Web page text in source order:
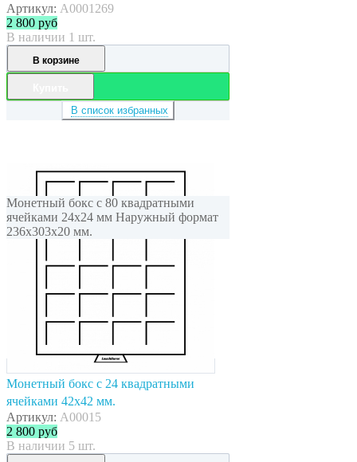
Артикул: A0001269
2 800 руб
В наличии 1 шт.
В корзине
В список избранных
Монетный бокс с 80 квадратными
ячейками 24x24 мм Наружный формат
236x303x20 мм.
Монетный бокс с 24 квадратными
ячейками 42x42 мм.
Артикул: A00015
2 800 руб
В наличии 5 шт.